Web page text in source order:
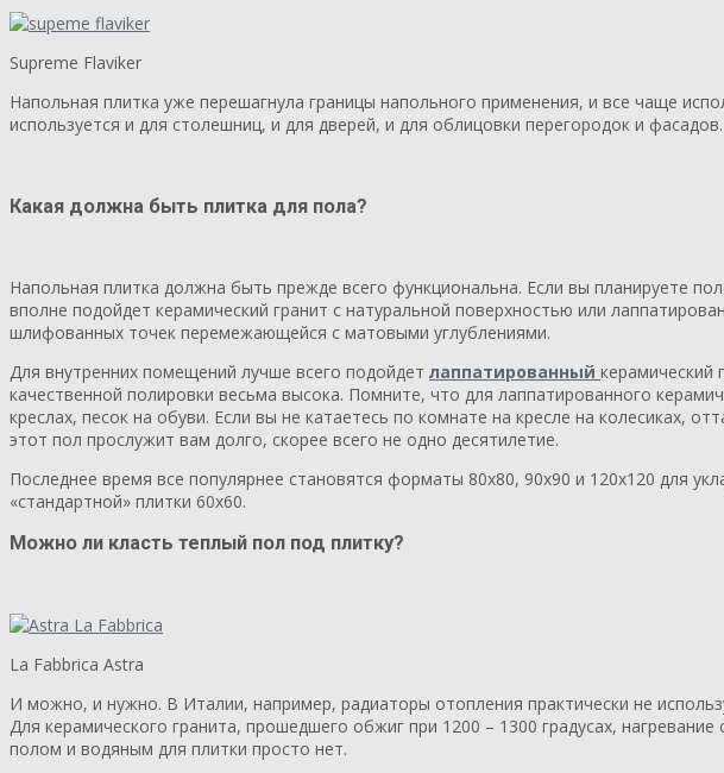
Supreme Flaviker
Напольная плитка уже перешагнула границы напольного применения, и все чаще
используется и для столешниц, и для дверей, и для облицовки перегородок и фасадов.
Какая должна быть плитка для пола?
Напольная плитка должна быть прежде всего функциональна. Если вы планируете
вполне подойдет керамический гранит с натуральной поверхностью или
шлифованных точек перемежающейся с матовыми углублениями.
Для внутренних помещений лучше всего подойдет лаппатированный керамический
качественной полировки весьма высока. Помните, что для лаппатированного
креслах, песок на обуви. Если вы не катаетесь по комнате на кресле на колесиках,
этот пол прослужит вам долго, скорее всего не одно десятилетие.
Последнее время все популярнее становятся форматы 80х80, 90х90 и 120х120 для
«стандартной» плитки 60х60.
Можно ли класть теплый пол под плитку?
La Fabbrica Astra
И можно, и нужно. В Италии, например, радиаторы отопления практически не
Для керамического гранита, прошедшего обжиг при 1200 – 1300 градусах,
полом и водяным для плитки просто нет.